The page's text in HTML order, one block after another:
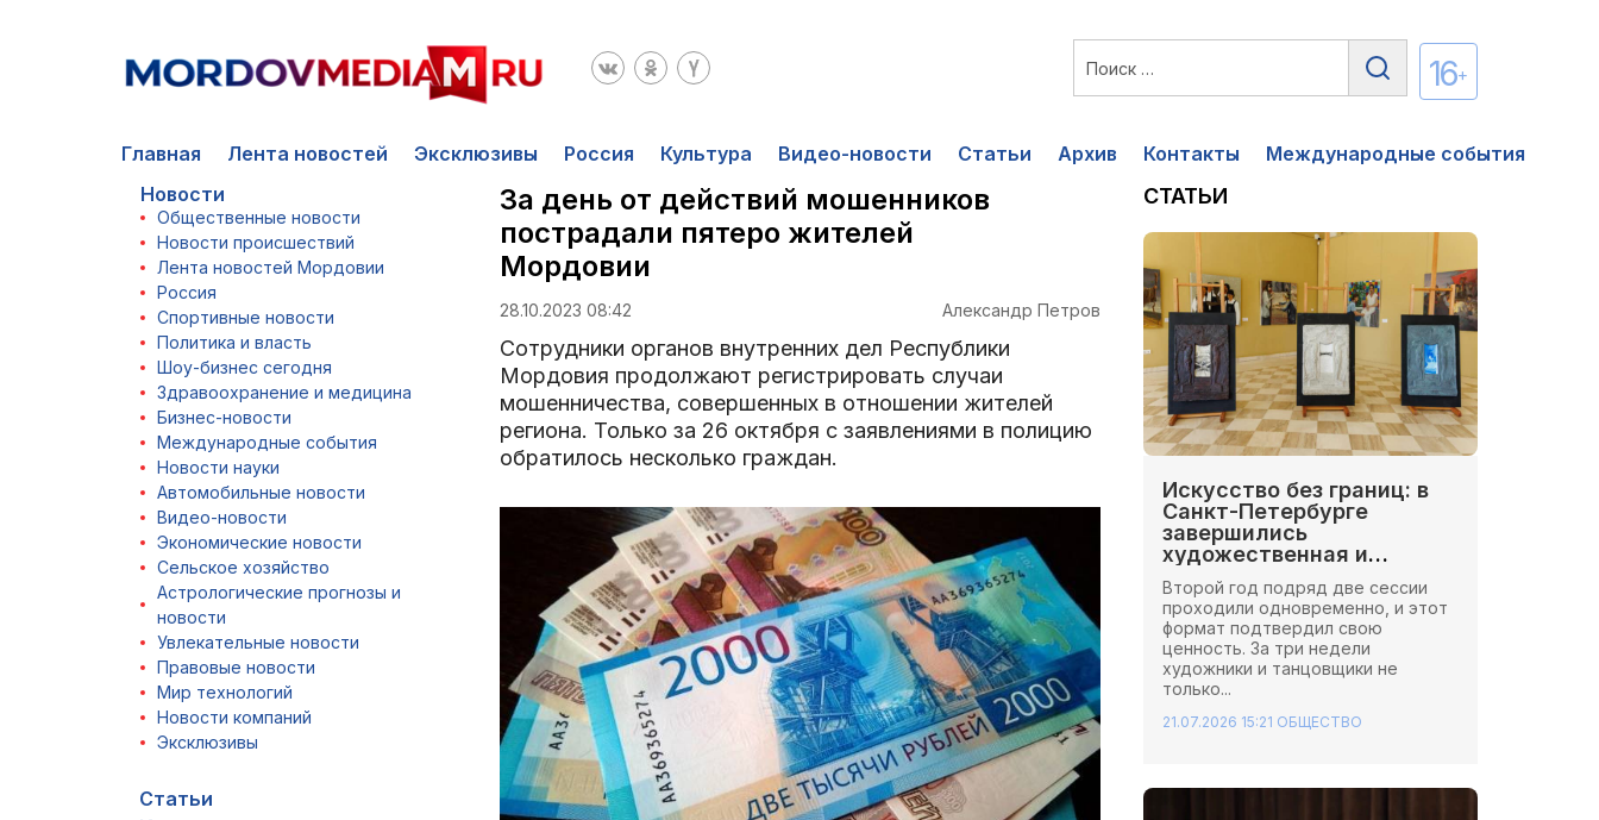
16+
Главная Лента новостей Эксклюзивы Россия Культура Видео-новости Статьи Архив Контакты
Международные события
Новости
Общественные новости
Новости происшествий
Лента новостей Мордовии
Россия
Спортивные новости
Политика и власть
Шоу-бизнес сегодня
Здравоохранение и медицина
Бизнес-новости
Международные события
Новости науки
Автомобильные новости
Видео-новости
Экономические новости
Сельское хозяйство
Астрологические прогнозы и
новости
Увлекательные новости
Правовые новости
Мир технологий
Новости компаний
Эксклюзивы
Статьи
За день от действий мошенников
пострадали пятеро жителей
Мордовии
28.10.2023 08:42 Александр Петров
Сотрудники органов внутренних дел Республики
Мордовия продолжают регистрировать случаи
мошенничества, совершенных в отношении жителей
региона. Только за 26 октября с заявлениями в полицию
обратилось несколько граждан.
СТАТЬИ
Искусство без границ: в
Санкт-Петербурге
завершились
художественная и
хореографическая сессии
Школы Иннопрактики.
Второй год подряд две сессии
проходили одновременно, и этот
формат подтвердил свою
ценность. За три недели
художники и танцовщики не
только...
21.07.2026 15:21 ОБЩЕСТВО